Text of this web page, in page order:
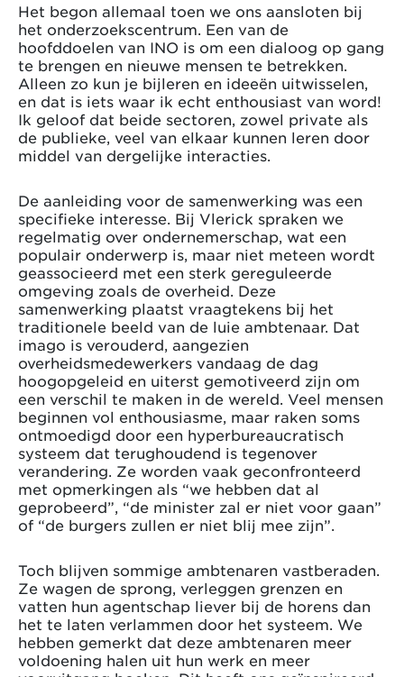
Het begon allemaal toen we ons aansloten bij
het onderzoekscentrum. Een van de
hoofddoelen van INO is om een dialoog op gang
te brengen en nieuwe mensen te betrekken.
Alleen zo kun je bijleren en ideeën uitwisselen,
en dat is iets waar ik echt enthousiast van word!
Ik geloof dat beide sectoren, zowel private als
de publieke, veel van elkaar kunnen leren door
middel van dergelijke interacties.
De aanleiding voor de samenwerking was een
specifieke interesse. Bij Vlerick spraken we
regelmatig over ondernemerschap, wat een
populair onderwerp is, maar niet meteen wordt
geassocieerd met een sterk gereguleerde
omgeving zoals de overheid. Deze
samenwerking plaatst vraagtekens bij het
traditionele beeld van de luie ambtenaar. Dat
imago is verouderd, aangezien
overheidsmedewerkers vandaag de dag
hoogopgeleid en uiterst gemotiveerd zijn om
een verschil te maken in de wereld. Veel mensen
beginnen vol enthousiasme, maar raken soms
ontmoedigd door een hyperbureaucratisch
systeem dat terughoudend is tegenover
verandering. Ze worden vaak geconfronteerd
met opmerkingen als “we hebben dat al
geprobeerd”, “de minister zal er niet voor gaan”
of “de burgers zullen er niet blij mee zijn”.
Toch blijven sommige ambtenaren vastberaden.
Ze wagen de sprong, verleggen grenzen en
vatten hun agentschap liever bij de horens dan
het te laten verlammen door het systeem. We
hebben gemerkt dat deze ambtenaren meer
voldoening halen uit hun werk en meer